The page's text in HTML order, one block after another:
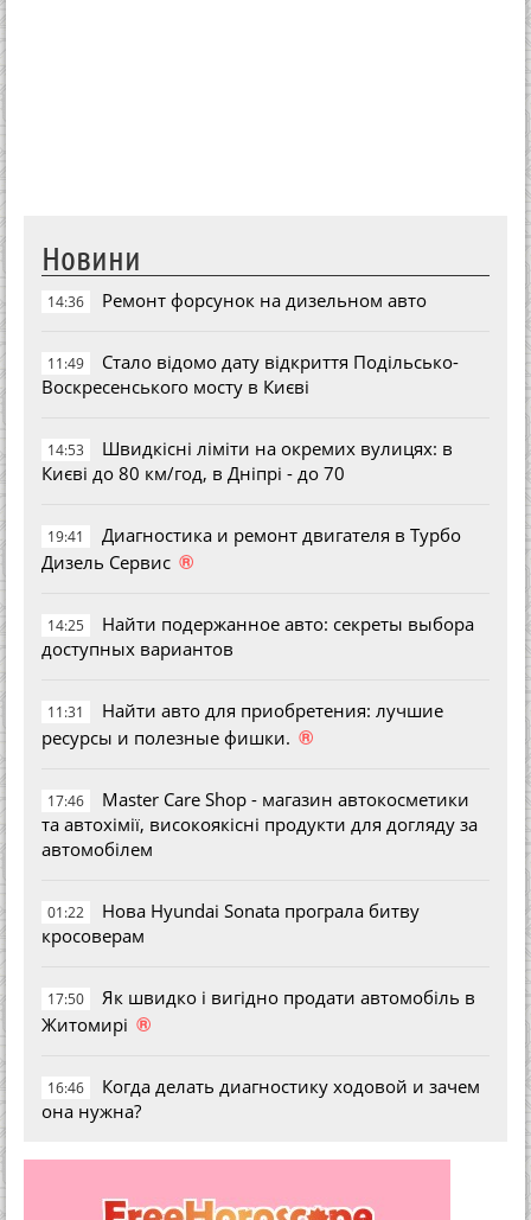
Новини
14:36 Ремонт форсунок на дизельном авто
11:49
Стало відомо дату відкриття Подільсько-
Воскресенського мосту в Києві
14:53
Швидкісні ліміти на окремих вулицях: в
Києві до 80 км/год, в Дніпрі - до 70
19:41
Диагностика и ремонт двигателя в Турбо
Дизель Сервис ®
14:25
Найти подержанное авто: секреты выбора
доступных вариантов
11:31
Найти авто для приобретения: лучшие
ресурсы и полезные фишки. ®
17:46
Master Care Shop - магазин автокосметики
та автохімії, високоякісні продукти для догляду за
автомобілем
01:22
Нова Hyundai Sonata програла битву
кросоверам
17:50
Як швидко і вигідно продати автомобіль в
Житомирі ®
16:46
Когда делать диагностику ходовой и зачем
она нужна?